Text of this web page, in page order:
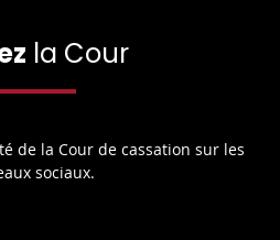
la Cour
de la Cour de cassation sur les
sociaux.